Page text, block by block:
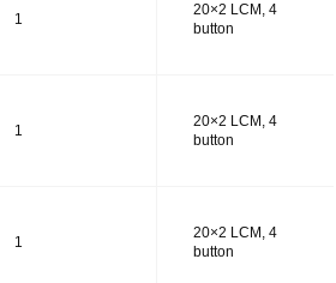
1
20×2 LCM, 4
button
1
20×2 LCM, 4
button
1
20×2 LCM, 4
button